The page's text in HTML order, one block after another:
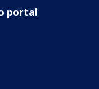
intervalo
pela
permitiu a
portal